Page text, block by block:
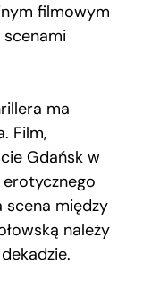
filmowym
ma
Film,
Gdańsk w
scena między
należy